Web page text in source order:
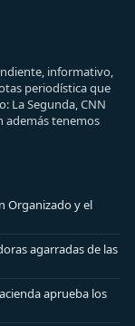
informativo,
periodística que
La Segunda, CNN
además tenemos
Organizado y el
agarradas de las
aprueba los